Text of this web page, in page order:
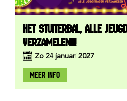
HET STUITERBAL, ALLE
VERZAMELEN!!!
Zo 24 januari 2027
MEER INFO